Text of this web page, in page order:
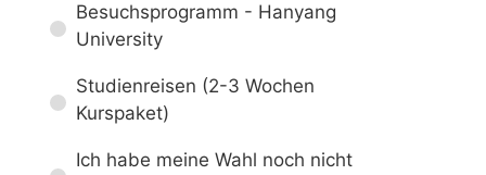
Besuchsprogramm - Hanyang
University
Studienreisen (2-3 Wochen
Kurspaket)
Ich habe meine Wahl noch nicht